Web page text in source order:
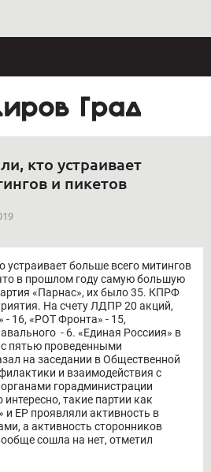
кто устраивает
и пикетов
устраивает больше всего митингов
в прошлом году самую большую
«Парнас», их было 35. КПРФ
На счету ЛДПР 20 акций,
- 16, «РОТ Фронта» - 15,
- 6. «Единая Россиия» в
пятью проведенными
на заседании в Общественной
и взаимодействия с
горадминистрации
такие партии как
и ЕР проявляли активность в
а активность сторонников
сошла на нет, отметил